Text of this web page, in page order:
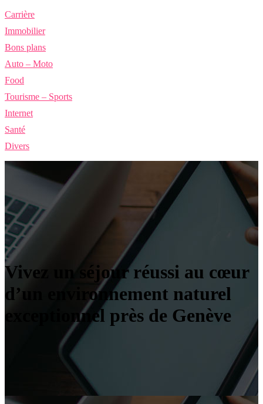
Carrière
Immobilier
Bons plans
Auto – Moto
Food
Tourisme – Sports
Internet
Santé
Divers
Vivez un séjour réussi au cœur
d’un environnement naturel
exceptionnel près de Genève